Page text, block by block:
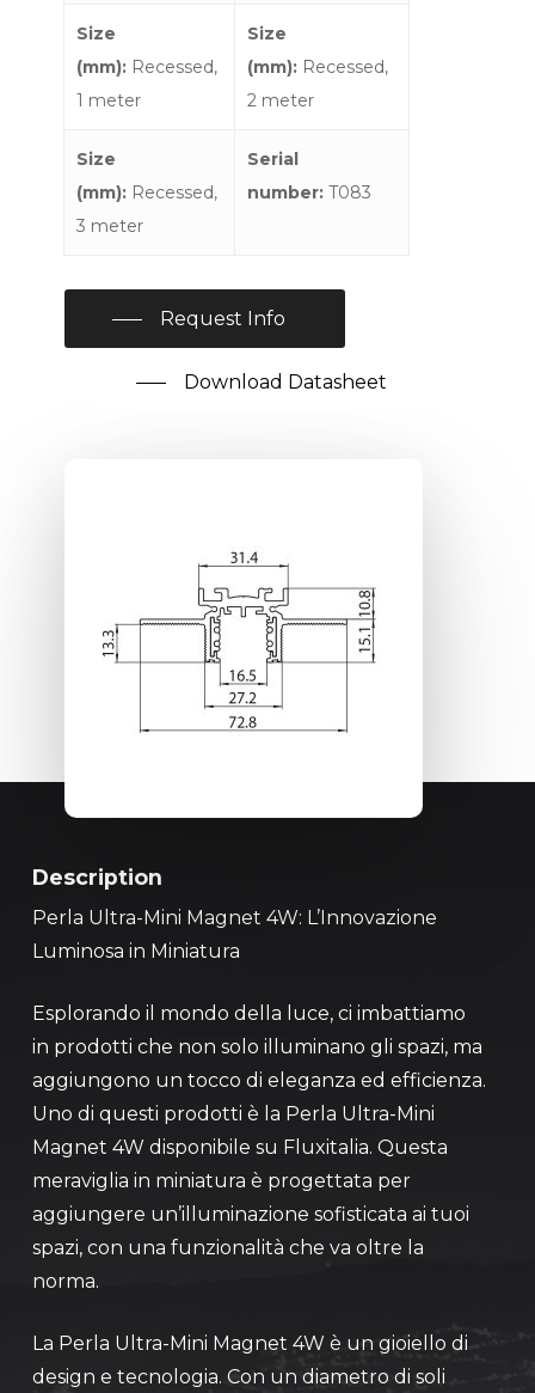
Size
(mm): Recessed,
1 meter
Size
(mm): Recessed,
2 meter
Size
(mm): Recessed,
3 meter
Serial
number: T083
Request Info
Download Datasheet
Description
Perla Ultra-Mini Magnet 4W: L’Innovazione
Luminosa in Miniatura
Esplorando il mondo della luce, ci imbattiamo
in prodotti che non solo illuminano gli spazi, ma
aggiungono un tocco di eleganza ed efficienza.
Uno di questi prodotti è la Perla Ultra-Mini
Magnet 4W disponibile su Fluxitalia. Questa
meraviglia in miniatura è progettata per
aggiungere un’illuminazione sofisticata ai tuoi
spazi, con una funzionalità che va oltre la
norma.
La Perla Ultra-Mini Magnet 4W è un gioiello di
design e tecnologia. Con un diametro di soli